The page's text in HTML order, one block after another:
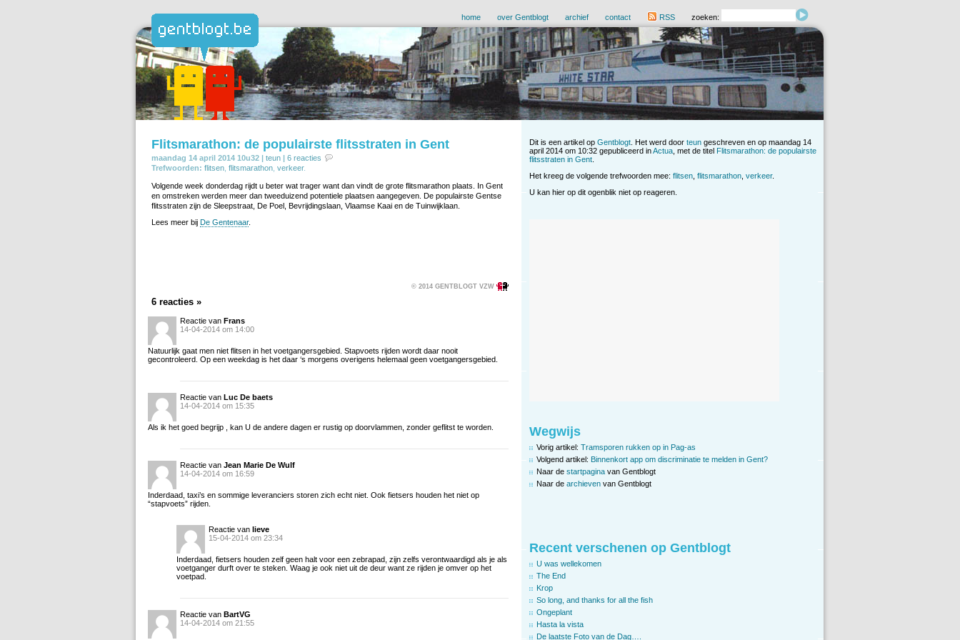
home over Gentblogt archief contact RSS zoeken:
Flitsmarathon: de populairste flitsstraten in Gent
maandag 14 april 2014 10u32 | teun | 6 reacties
Trefwoorden: flitsen flitsmarathon verkeer.
Volgende week donderdag rijdt u beter wat trager want dan vindt de grote flitsmarathon plaats. In Gent
en omstreken werden meer dan tweeduizend potentiele plaatsen aangegeven. De populairste Gentse
flitsstraten zijn de Sleepstraat, De Poel, Bevrijdingslaan, Vlaamse Kaai en de Tuinwijklaan.
Lees meer bij De Gentenaar.
© 2014 GENTBLOGT VZW
6 reacties »
Reactie van Frans
14-04-2014 om 14:00
Natuurlijk gaat men niet flitsen in het voetgangersgebied. Stapvoets rijden wordt daar nooit
gecontroleerd. Op een weekdag is het daar ‘s morgens overigens helemaal geen voetgangersgebied.
Reactie van Luc De baets
14-04-2014 om 15:35
Als ik het goed begrijp , kan U de andere dagen er rustig op doorvlammen, zonder geflitst te worden.
Reactie van Jean Marie De Wulf
14-04-2014 om 16:59
Inderdaad, taxi’s en sommige leveranciers storen zich echt niet. Ook fietsers houden het niet op
“stapvoets” rijden.
Reactie van lieve
15-04-2014 om 23:34
Inderdaad, fietsers houden zelf geen halt voor een zebrapad, zijn zelfs verontwaardigd als je als
voetganger durft over te steken. Waag je ook niet uit de deur want ze rijden je omver op het
voetpad.
Reactie van BartVG
14-04-2014 om 21:55
Dit is een artikel op Gentblogt . Het werd door teun geschreven en op maandag 14
april 2014 om 10:32 gepubliceerd inActua , met de titel Flitsmarathon: de populairste
flitsstraten in Gent
Het kreeg de volgende trefwoorden mee: flitsen flitsmarathon verkeer.
U kan hier op dit ogenblik niet op reageren.
Wegwijs
Vorig artikel: Tramsporen rukken op in Pag-as
Volgend artikel: Binnenkort app om discriminatie te melden in Gent?
Naar de startpagina van Gentblogt
Naar de archieven van Gentblogt
Recent verschenen op Gentblogt
U was wellekomen
The End
Krop
So long, and thanks for all the fish
Ongeplant
Hasta la vista
De laatste Foto van de Dag….